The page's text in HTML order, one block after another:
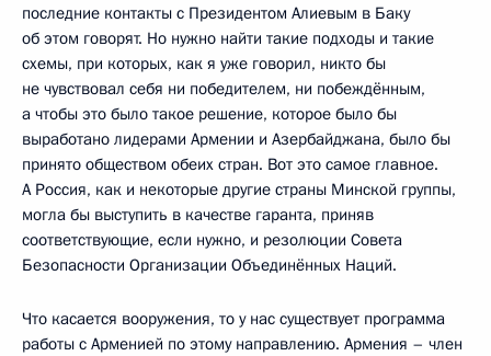
последние контакты с Президентом Алиевым в Баку
об этом говорят. Но нужно найти такие подходы и такие
схемы, при которых, как я уже говорил, никто бы
не чувствовал себя ни победителем, ни побеждённым,
а чтобы это было такое решение, которое было бы
выработано лидерами Армении и Азербайджана, было бы
принято обществом обеих стран. Вот это самое главное.
А Россия, как и некоторые другие страны Минской группы,
могла бы выступить в качестве гаранта, приняв
соответствующие, если нужно, и резолюции Совета
Безопасности Организации Объединённых Наций.
Что касается вооружения, то у нас существует программа
работы с Арменией по этому направлению. Армения – член